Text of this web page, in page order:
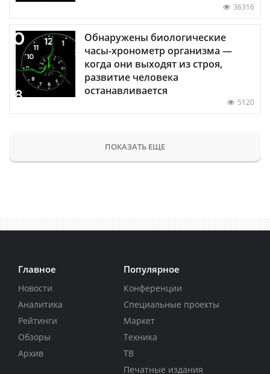
36316
Обнаружены биологические
часы-хронометр организма —
когда они выходят из строя,
развитие человека
останавливается
5120
ПОКАЗАТЬ ЕЩЕ
Главное
Новости
Аналитика
Рейтинги
Обзоры
Архив
Популярное
Конференции
Специальные проекты
Маркет
Техника
ТВ
Печатные издания